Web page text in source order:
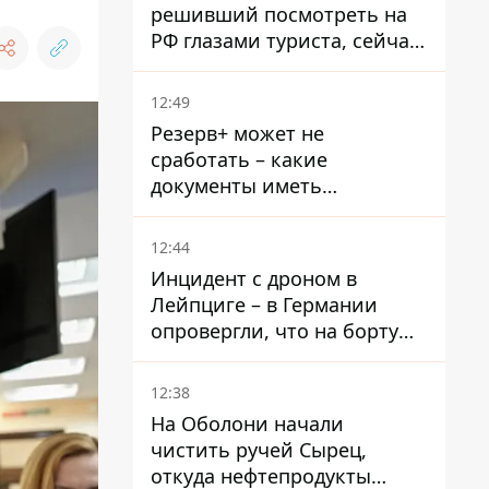
решивший посмотреть на
РФ глазами туриста, сейчас
при смерти в тюрьме, где
его пытали и делали
12:49
Резерв+ может не
сработать – какие
документы иметь
мужчинам, чтобы не
попасть в ТЦК
12:44
Инцидент с дроном в
Лейпциге – в Германии
опровергли, что на борту
украинского самолета были
оружие и боеприпасы
12:38
На Оболони начали
чистить ручей Сырец,
откуда нефтепродукты